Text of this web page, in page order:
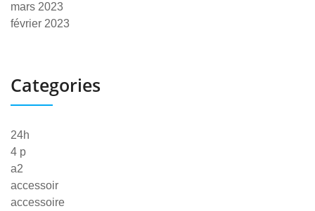
mars 2023
février 2023
Categories
24h
4 p
a2
accessoir
accessoire